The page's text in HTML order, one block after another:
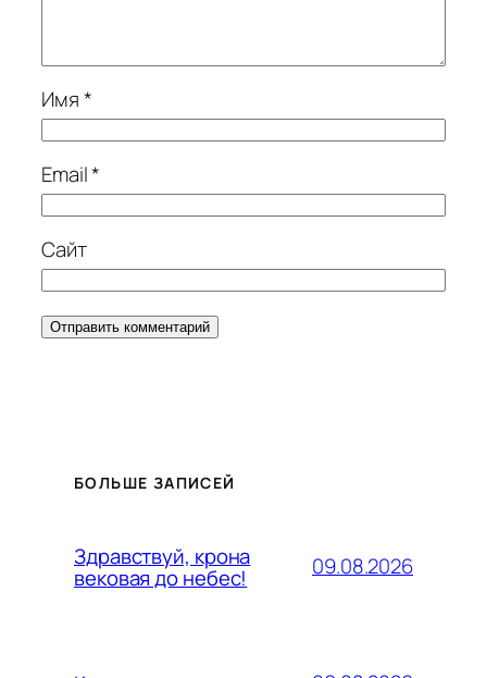
Имя*
Email*
Сайт
БОЛЬШЕ ЗАПИСЕЙ
Здравствуй, крона
вековая до небес! 09.08.2026